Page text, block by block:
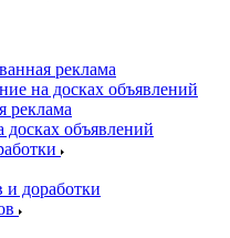
реклама
на досках объявлений
реклама
объявлений
и доработки